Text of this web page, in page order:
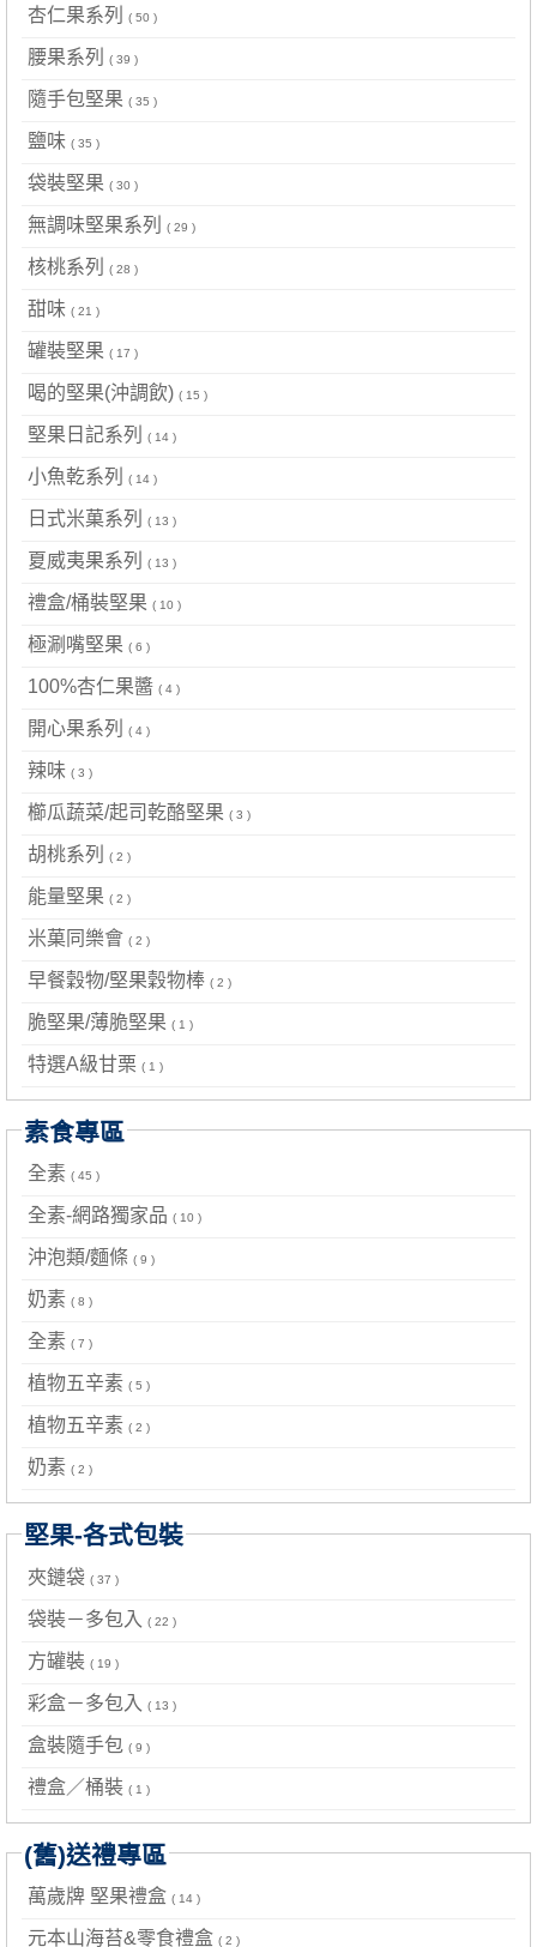
杏仁果系列 ( 50 )
腰果系列 ( 39 )
隨手包堅果 ( 35 )
鹽味 ( 35 )
袋裝堅果 ( 30 )
無調味堅果系列 ( 29 )
核桃系列 ( 28 )
甜味 ( 21 )
罐裝堅果 ( 17 )
喝的堅果(沖調飲) ( 15 )
堅果日記系列 ( 14 )
小魚乾系列 ( 14 )
日式米菓系列 ( 13 )
夏威夷果系列 ( 13 )
禮盒/桶裝堅果 ( 10 )
極涮嘴堅果 ( 6 )
100%杏仁果醬 ( 4 )
開心果系列 ( 4 )
辣味 ( 3 )
櫛瓜蔬菜/起司乾酪堅果 ( 3 )
胡桃系列 ( 2 )
能量堅果 ( 2 )
米菓同樂會 ( 2 )
早餐穀物/堅果穀物棒 ( 2 )
脆堅果/薄脆堅果 ( 1 )
特選A級甘栗 ( 1 )
素食專區
全素 ( 45 )
全素-網路獨家品 ( 10 )
沖泡類/麵條 ( 9 )
奶素 ( 8 )
全素 ( 7 )
植物五辛素 ( 5 )
植物五辛素 ( 2 )
奶素 ( 2 )
堅果-各式包裝
夾鏈袋 ( 37 )
袋裝－多包入 ( 22 )
方罐裝 ( 19 )
彩盒－多包入 ( 13 )
盒裝隨手包 ( 9 )
禮盒／桶裝 ( 1 )
(舊)送禮專區
萬歲牌 堅果禮盒 ( 14 )
元本山海苔&零食禮盒 ( 2 )